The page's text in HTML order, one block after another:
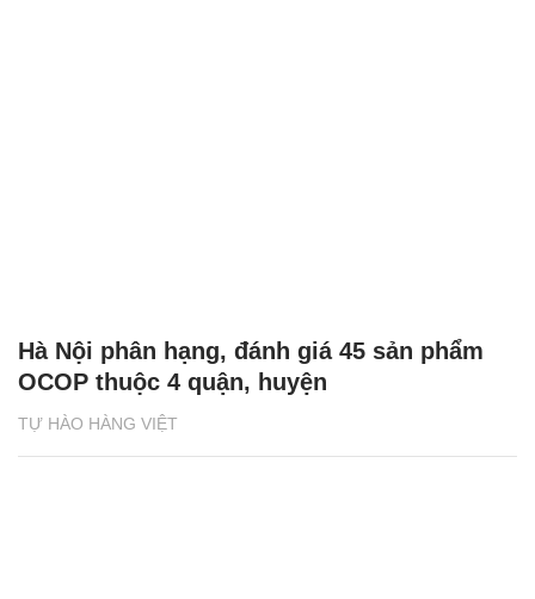
TỰ HÀO HÀNG VIỆT
Hà Nội phân hạng, đánh giá 45 sản phẩm
OCOP thuộc 4 quận, huyện